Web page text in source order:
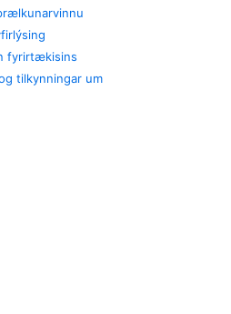
fyrirtækisins
tilkynningar um